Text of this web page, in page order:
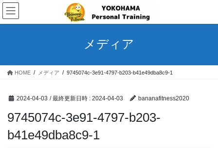
コ
ン
テ
ス
ナ
ビ
ゲ
ン
メディア
HOME メディア 9745074c-3e91-4797-b203-b41e49dba8c9-1
2024-04-03 / 最終更新日時 : 2024-04-03 bananafitness2020
9745074c-3e91-4797-b203-
b41e49dba8c9-1